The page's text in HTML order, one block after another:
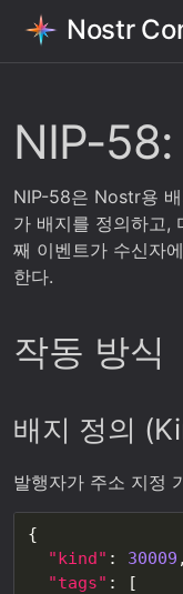
Nostr
NIP-
NIP-58은 Nostr용
가 배지를 정의하고,
째 이벤트가 수신자
한다.
작동 방식
배지 정의
발행자가 주소 지정
"kind" : 30009
"tags"